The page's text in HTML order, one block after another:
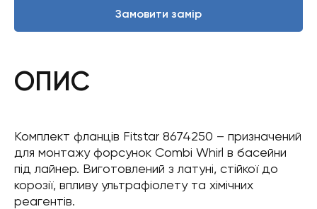
Замовити замір
ОПИС
Комплект фланців Fitstar 8674250 – призначений
для монтажу форсунок Combi Whirl в басейни
під лайнер. Виготовлений з латуні, стійкої до
корозії, впливу ультрафіолету та хімічних
реагентів.